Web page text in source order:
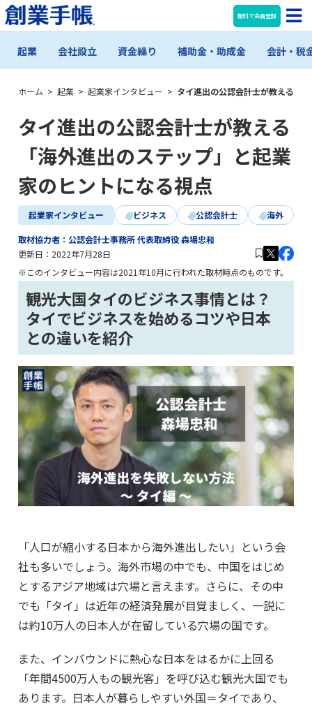
無料で会員登録
起業 会社設立 資金繰り 補助金・助成金 会計・税
ホーム > 起業 > 起業家インタビュー > タイ進出の公認会計士が教える「
タイ進出の公認会計士が教える
「海外進出のステップ」と起業
家のヒントになる視点
起業家インタビュー ビジネス 公認会計士 海外
取材協力者：公認会計士事務所 代表取締役 森場忠和
更新日： 2022年7月28日
※このインタビュー内容は2021年10月に行われた取材時点のものです。
観光大国タイのビジネス事情とは？
タイでビジネスを始めるコツや日本
との違いを紹介
「人口が縮小する日本から海外進出したい」という会
社も多いでしょう。海外市場の中でも、中国をはじめ
とするアジア地域は穴場と言えます。さらに、その中
でも「タイ」は近年の経済発展が目覚ましく、一説に
は約10万人の日本人が在留している穴場の国です。
また、インバウンドに熱心な日本をはるかに上回る
「年間4500万人もの観光客」を呼び込む観光大国でも
あります。日本人が暮らしやすい外国＝タイであり、